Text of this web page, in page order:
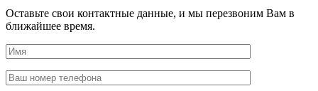
Оставьте свои контактные данные, и мы перезвоним Вам в
ближайшее время.